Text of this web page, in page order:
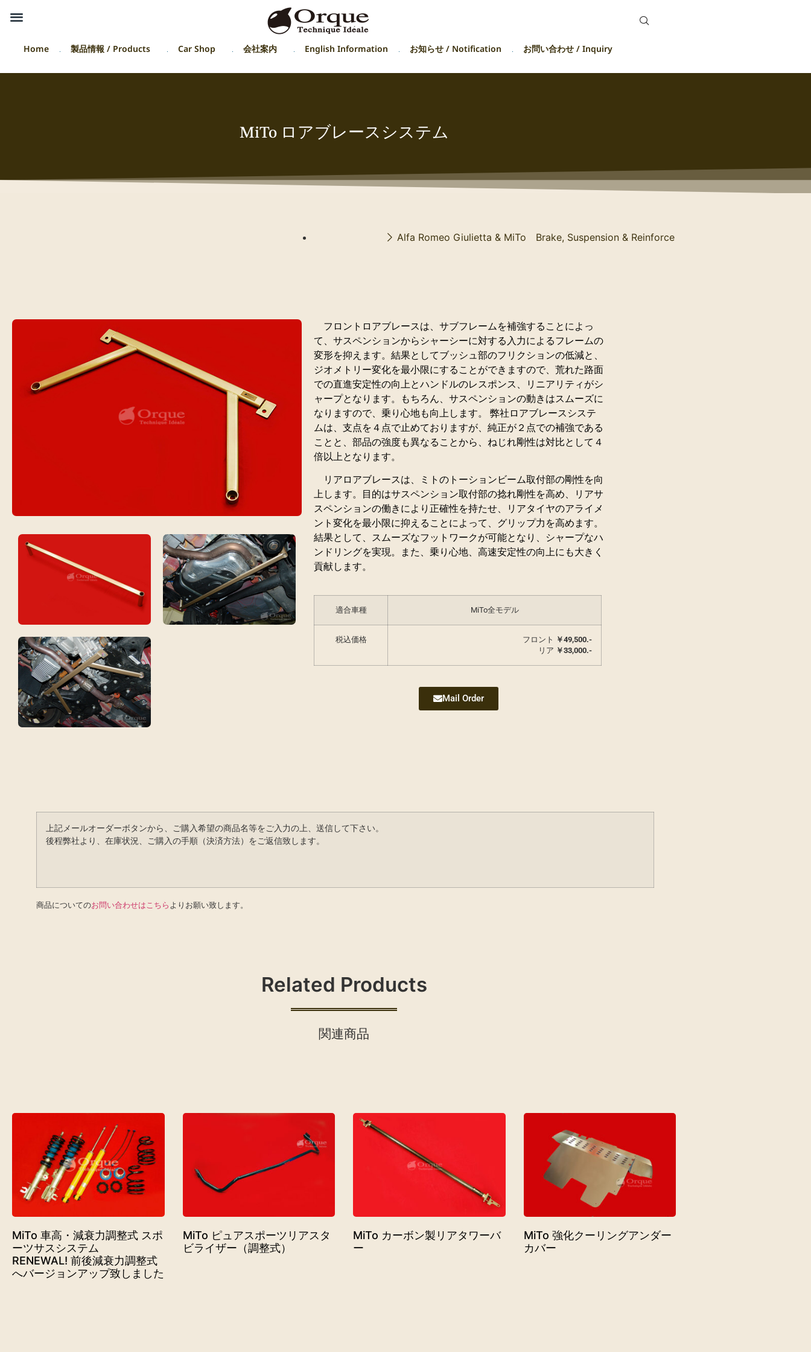
Home 製品情報 / Products Car Shop 会社案内 English Information お知らせ / Notification お問い合わせ / Inquiry
MiTo ロアブレースシステム
Alfa Romeo Giulietta & MiTo Brake, Suspension & Reinforce
フロントロアブレースは、サブフレームを補強することによっ
て、サスペンションからシャーシーに対する入力によるフレームの
変形を抑えます。結果としてブッシュ部のフリクションの低減と、
ジオメトリー変化を最小限にすることができますので、荒れた路面
での直進安定性の向上とハンドルのレスポンス、リニアリティがシ
ャープとなります。もちろん、サスペンションの動きはスムーズに
なりますので、乗り心地も向上します。 弊社ロアブレースシステ
ムは、支点を４点で止めておりますが、純正が２点での補強である
ことと、部品の強度も異なることから、ねじれ剛性は対比として４
倍以上となります。
リアロアブレースは、ミトのトーションビーム取付部の剛性を向
上します。目的はサスペンション取付部の捻れ剛性を高め、リアサ
スペンションの働きにより正確性を持たせ、リアタイヤのアライメ
ント変化を最小限に抑えることによって、グリップ力を高めます。
結果として、スムーズなフットワークが可能となり、シャープなハ
ンドリングを実現。また、乗り心地、高速安定性の向上にも大きく
貢献します。
適合車種 MiTo全モデル
税込価格 フロント ￥49,500.-
リア ￥33,000.-
Mail Order
上記メールオーダーボタンから、ご購入希望の商品名等をご入力の上、送信して下さい。
後程弊社より、在庫状況、ご購入の手順（決済方法）をご返信致します。
商品についてのお問い合わせはこちら よりお願い致します。
Related Products
関連商品
MiTo 車高・減衰力調整式 スポ
ーツサスシステム
RENEWAL! 前後減衰力調整式
へバージョンアップ致しました
MiTo ピュアスポーツリアスタ
ビライザー（調整式）
MiTo カーボン製リアタワーバ
ー
MiTo 強化クーリングアンダー
カバー